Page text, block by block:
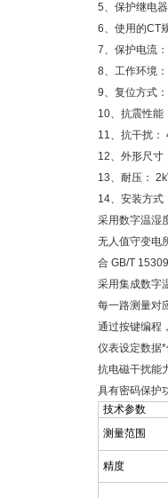
5、保护继电
6、使用的CT
7、保护电流
8、工作环境
9、复位方式
10、抗震性能
11、抗干扰：
12、外形尺寸
13、耐压：
14、安装方式
采用数字温湿
无人值守变电
合 GB/T
采用集成数字
每一路测量对
通过按键编程
仪表设定数据*
抗电磁干扰能
具有密码保护
技术参数
测量范围
精度